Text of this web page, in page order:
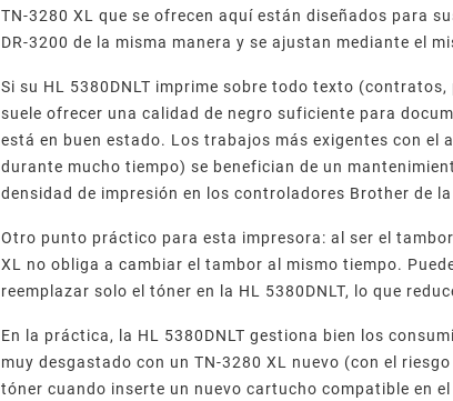
TN-3280 XL que se ofrecen aquí están diseñados para
DR-3200 de la misma manera y se ajustan mediante el
Si su HL 5380DNLT imprime sobre todo texto
suele ofrecer una calidad de negro suficiente para
está en buen estado. Los trabajos más exigentes con
durante mucho tiempo) se benefician de un
densidad de impresión en los controladores Brother de la
Otro punto práctico para esta impresora: al ser el
XL no obliga a cambiar el tambor al mismo tiempo.
reemplazar solo el tóner en la HL 5380DNLT, lo que
En la práctica, la HL 5380DNLT gestiona bien los
muy desgastado con un TN-3280 XL nuevo (con el
tóner cuando inserte un nuevo cartucho compatible en